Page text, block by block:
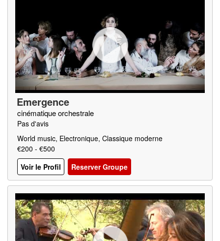
Emergence
cinématique orchestrale
Pas d'avis
World music, Electronique, Classique moderne
€200 - €500
Voir le Profil
Reserver Groupe